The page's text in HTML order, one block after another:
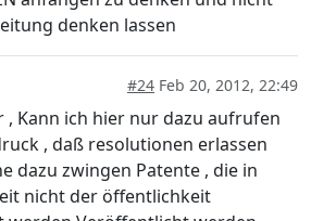
denken lassen
#24 Feb 20, 2012, 22:49
, Kann ich hier nur dazu aufrufen
, daß resolutionen erlassen
dazu zwingen Patente , die in
nicht der öffentlichkeit